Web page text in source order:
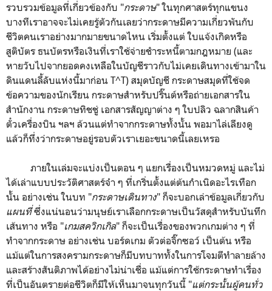
รวบรวมข้อมูลที่เกี่ยวข้องกับ "กระดาษ" ในทุกศาสตร์ทุกแขนง
บางทีเราอาจจะไม่เคยรู้ตัวกันเลยว่ากระดาษมีความเกี่ยวพันกับ
ชีวิตคนเราอย่างมากมายขนาดไหน เริ่มตั้งแต่ ใบแจ้งเกิดหรือ
สูติบัตร ธนบัตรหรือเงินที่เราใช้จ่ายชำระหนี้ตามกฎหมาย (และ
หายวับไปจากยอดคงเหลือในบัญชีราวกับไม่เคยเดินทางเข้ามาใน
ดินแดนลี้ลับแห่งนี้มาก่อน T^T) สมุดบัญชี กระดาษสมุดที่ใช้จด
ข้อความของนักเรียน กระดาษสำหรับปริ๊นต์หรือถ่ายเอกสารใน
สำนักงาน กระดาษทิชชู่ เอกสารสัญญาต่าง ๆ ใบปลิว ฉลากสินค้า
ตั๋วเครื่องบิน ฯลฯ ล้วนแต่ทำจากกระดาษทั้งนั้น พอมาไล่เลียงดู
แล้วก็ทึ่งว่ากระดาษอยู่รอบตัวเราเยอะขนาดนี้เลยเหรอ
ภายในเล่มจะแบ่งเป็นตอน ๆ แยกเรื่องเป็นหมวดหมู่ และไม่
ได้เล่าแบบประวัติศาสตร์จ๋า ๆ ที่เกริ่นตั้งแต่ต้นกำเนิดอะไรเทือก
นั้น อย่างเช่น ในบท "กระดาษเดินทาง" ก็จะบอกเล่าข้อมูลเกี่ยวกับ
แผนที่ซึ่งแน่นอนว่ามนุษย์เราเลือกกระดาษเป็นวัสดุสำหรับบันทึก
เส้นทาง หรือ "เกมสควิกเกิล" ก็จะเป็นเรื่องของพวกเกมต่าง ๆ ที่
ทำจากกระดาษ อย่างเช่น บอร์ดเกม ตัวต่อจิ๊กซอว์ เป็นต้น หรือ
แม้แต่ในการสงครามกระดาษก็มีบทบาททั้งในการโจมตีทำลายล้าง
และสร้างสันติภาพได้อย่างไม่น่าเชื่อ แม้แต่การใช้กระดาษทำเรื่อง
ที่เป็นอันตรายต่อชีวิตก็มีให้เห็นมาจนทุกวันนี้ "แต่กระนั้นผู้คนทั่ว